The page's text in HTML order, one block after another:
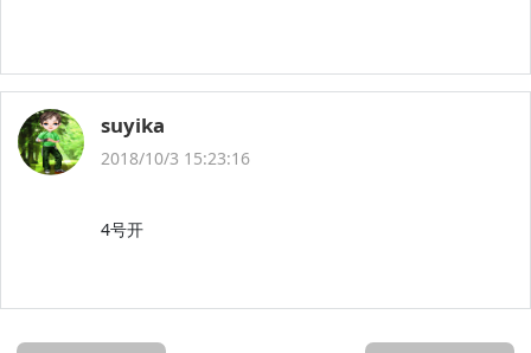
suyika
2018/10/3 15:23:16
4号开